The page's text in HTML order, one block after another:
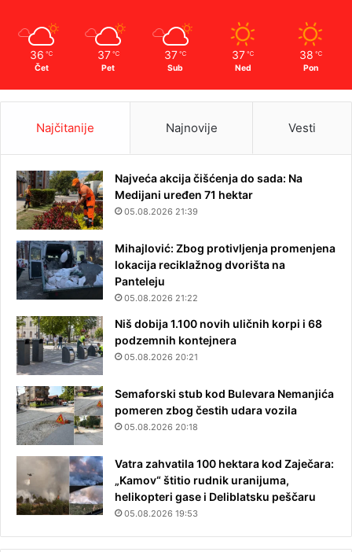
36 ℃
Čet
37 ℃
Pet
37 ℃
Sub
37 ℃
Ned
38 ℃
Pon
Najčitanije Najnovije Vesti
Najveća akcija čišćenja do sada: Na
Medijani uređen 71 hektar
05.08.2026 21:39
Mihajlović: Zbog protivljenja promenjena
lokacija reciklažnog dvorišta na
Panteleju
05.08.2026 21:22
Niš dobija 1.100 novih uličnih korpi i 68
podzemnih kontejnera
05.08.2026 20:21
Semaforski stub kod Bulevara Nemanjića
pomeren zbog čestih udara vozila
05.08.2026 20:18
Vatra zahvatila 100 hektara kod Zaječara:
„Kamov“ štitio rudnik uranijuma,
helikopteri gase i Deliblatsku peščaru
05.08.2026 19:53